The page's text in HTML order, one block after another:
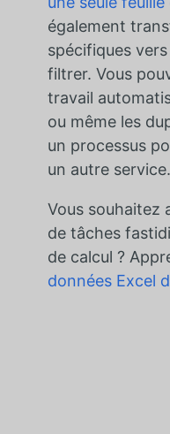
également
spécifiques
filtrer. Vous
travail
ou même les
un processus
un autre service.
Vous souhaitez
de tâches
de calcul ?
données Excel